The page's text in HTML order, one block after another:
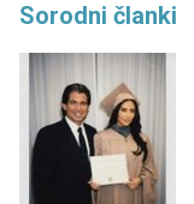
Sorodni članki